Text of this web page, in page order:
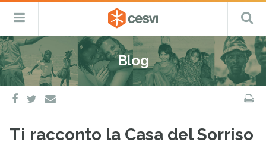
Salta
al
contenuto
CESVI
Fondazione
–
ETS
Cooperazione,
Emergenza
e
Sviluppo
Menu
Blog
facebook
twitter
e-
mail
Ti racconto la Casa del Sorriso